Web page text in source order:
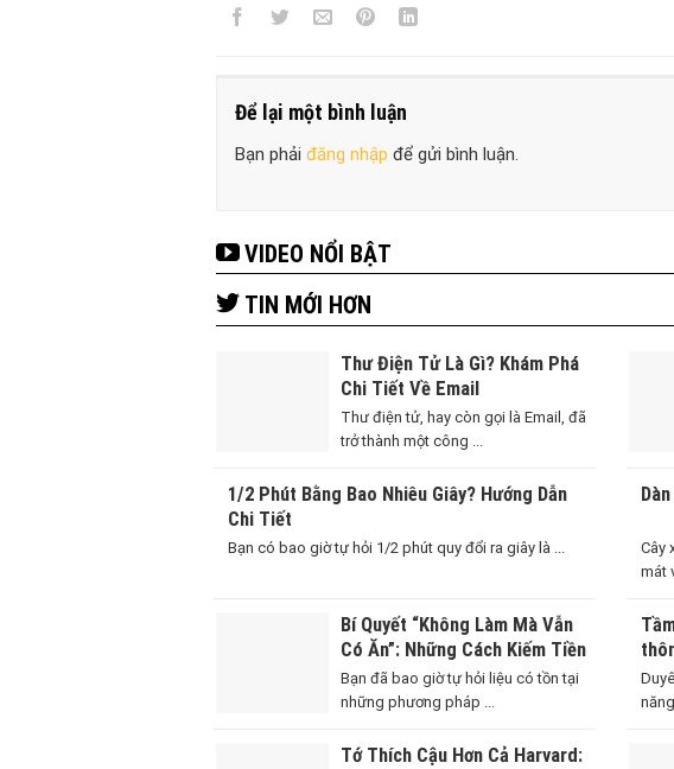
Để lại một bình luận
Bạn phải đăng nhập để gửi bình luận.
VIDEO NỔI BẬT
TIN MỚI HƠN
Thư Điện Tử Là Gì? Khám Phá
Chi Tiết Về Email
Thư điện tử, hay còn gọi là Email, đã
trở thành một công ...
1/2 Phút Bằng Bao Nhiêu Giây? Hướng Dẫn
Chi Tiết
Bạn có bao giờ tự hỏi 1/2 phút quy đổi ra giây là ...
Bí Quyết “Không Làm Mà Vẫn
Có Ăn”: Những Cách Kiếm Tiền
Thông Minh Cho Người Việt
Bạn đã bao giờ tự hỏi liệu có tồn tại
những phương pháp ...
Tớ Thích Cậu Hơn Cả Harvard:
Cây
mát